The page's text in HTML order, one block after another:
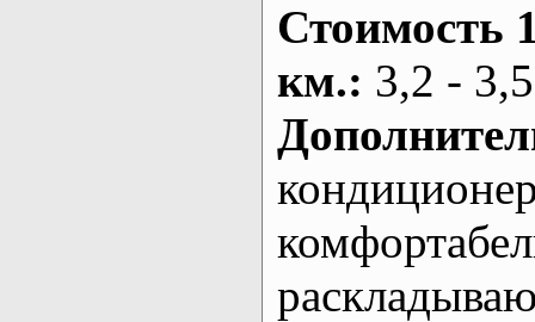
Стоимость
км.: 3,2 -